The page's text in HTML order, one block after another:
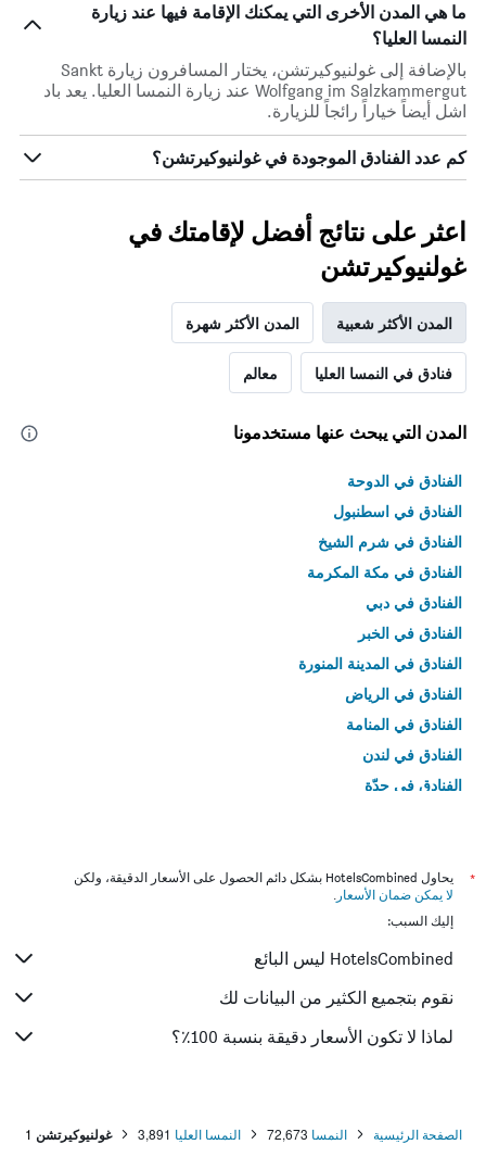
ما هي المدن الأخرى التي يمكنك الإقامة فيها عند زيارة
النمسا العليا؟
بالإضافة إلى غولنيوكيرتشن، يختار المسافرون زيارة Sankt
Wolfgang im Salzkammergut عند زيارة النمسا العليا. يعد باد
اشل أيضاً خياراً رائجاً للزيارة.
كم عدد الفنادق الموجودة في غولنيوكيرتشن؟
اعثر على نتائج أفضل لإقامتك في
غولنيوكيرتشن
المدن الأكثر شعبية المدن الأكثر شهرة
فنادق في النمسا العليا معالم
المدن التي يبحث عنها مستخدمونا
الفنادق في الدوحة
الفنادق في اسطنبول
الفنادق في شرم الشيخ
الفنادق في مكة المكرمة
الفنادق في دبي
الفنادق في الخبر
الفنادق في المدينة المنورة
الفنادق في الرياض
الفنادق في المنامة
الفنادق في لندن
الفنادق في جدّة
*
يحاول HotelsCombined بشكل دائم الحصول على الأسعار الدقيقة، ولكن
لا يمكن ضمان الأسعار .
إليك السبب:
HotelsCombined ليس البائع
نقوم بتجميع الكثير من البيانات لك
لماذا لا تكون الأسعار دقيقة بنسبة 100٪؟
الصفحة الرئيسية النمسا 72,673 النمسا العليا 3,891 غولنيوكيرتشن 1